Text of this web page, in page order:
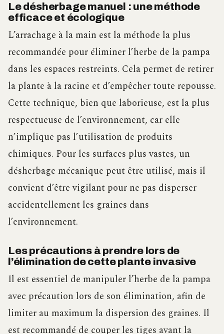
Le désherbage manuel : une méthode
efficace et écologique
L’arrachage à la main est la méthode la plus
recommandée pour éliminer l’herbe de la pampa
dans les espaces restreints. Cela permet de retirer
la plante à la racine et d’empêcher toute repousse.
Cette technique, bien que laborieuse, est la plus
respectueuse de l’environnement, car elle
n’implique pas l’utilisation de produits
chimiques. Pour les surfaces plus vastes, un
désherbage mécanique peut être utilisé, mais il
convient d’être vigilant pour ne pas disperser
accidentellement les graines dans
l’environnement.
Les précautions à prendre lors de
l’élimination de cette plante invasive
Il est essentiel de manipuler l’herbe de la pampa
avec précaution lors de son élimination, afin de
limiter au maximum la dispersion des graines. Il
est recommandé de couper les tiges avant la